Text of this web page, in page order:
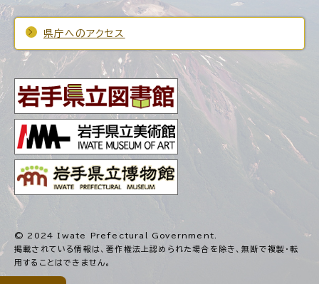
県庁へのアクセス
© 2024 Iwate Prefectural Government.
掲載されている情報は、著作権法上認められた場合を除き、無断で複製・転
用することはできません。